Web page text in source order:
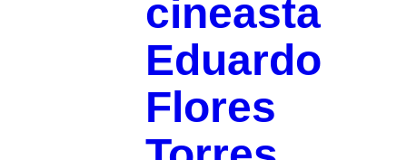
cineasta
Eduardo
Flores